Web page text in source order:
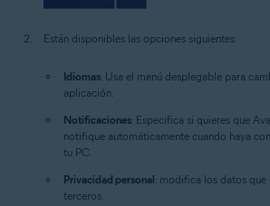
Están disponibles las opciones siguientes:
Idiomas: Usa el menú desplegable para
aplicación.
Notificaciones: Especifica si quieres que
notifique automáticamente cuando haya
tu PC.
Privacidad personal: modifica los datos
terceros.